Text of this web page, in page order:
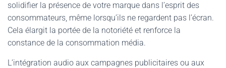
solidifier la présence de votre marque dans l’esprit des
consommateurs, même lorsqu’ils ne regardent pas l’écran.
Cela élargit la portée de la notoriété et renforce la
constance de la consommation média.
L’intégration audio aux campagnes publicitaires ou aux